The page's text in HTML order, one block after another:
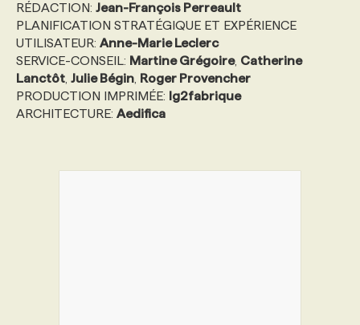
RÉDACTION: Jean-François Perreault
PLANIFICATION STRATÉGIQUE ET EXPÉRIENCE
UTILISATEUR: Anne-Marie Leclerc
SERVICE-CONSEIL: Martine Grégoire, Catherine
Lanctôt Julie Bégin Roger Provencher
PRODUCTION IMPRIMÉE: lg2fabrique
ARCHITECTURE: Aedifica